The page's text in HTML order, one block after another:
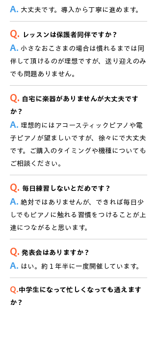
A. 大丈夫です。導入から丁寧に進めます。
Q. レッスンは保護者同伴ですか？
A. 小さなおこさまの場合は慣れるまでは同
伴して頂けるのが理想ですが、送り迎えのみ
でも問題ありません。
Q. 自宅に楽器がありませんが大丈夫です
か？
A. 理想的にはアコースティックピアノや電
子ピアノが望ましいですが、徐々にで大丈夫
です。ご購入のタイミングや機種についても
ご相談ください。
Q. 毎日練習しないとだめです？
A. 絶対ではありませんが、できれば毎日少
しでもピアノに触れる習慣をつけることが上
達につながると思います。
Q. 発表会はありますか？
A. はい。約１年半に一度開催しています。
Q.中学生になって忙しくなっても通えます
か？